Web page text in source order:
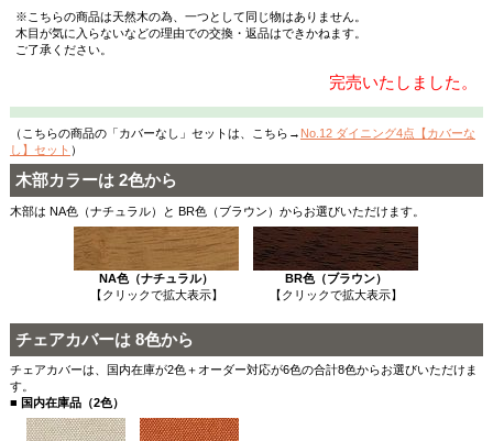
※こちらの商品は天然木の為、一つとして同じ物はありません。
木目が気に入らないなどの理由での交換・返品はできかねます。
ご了承ください。
完売いたしました。
（こちらの商品の「カバーなし」セットは、こちら→ No.12 ダイニング4点【カバーな
し】セット ）
木部カラーは 2色から
木部は NA色（ナチュラル）と BR色（ブラウン）からお選びいただけます。
NA色（ナチュラル）
【クリックで拡大表示】
BR色（ブラウン）
【クリックで拡大表示】
チェアカバーは 8色から
チェアカバーは、国内在庫が2色＋オーダー対応が6色の合計8色からお選びいただけま
す。
■ 国内在庫品（2色）